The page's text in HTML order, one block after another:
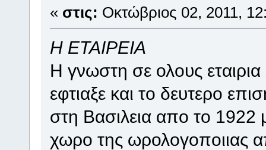
« στις: Οκτώβριος 02, 2011,
Η ΕΤΑΙΡΕΙΑ
H γνωστη σε ολους
εφτιαξε και το δευτερο
στη Βασιλεια απο το
χωρο της ωρολογοποιιας